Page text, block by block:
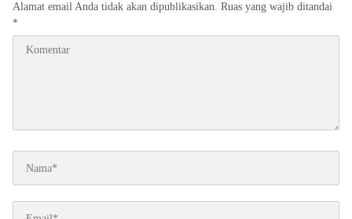
Alamat email Anda tidak akan dipublikasikan. Ruas yang wajib ditandai
*